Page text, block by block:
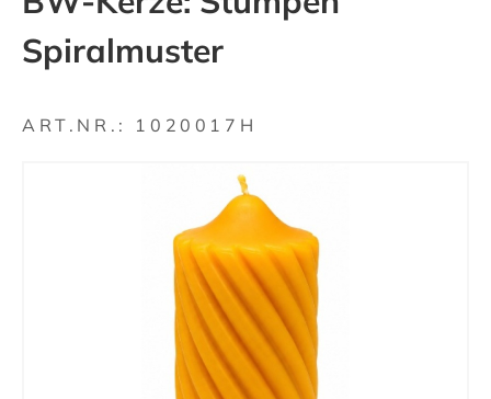
Spiralmuster
ART.NR.: 1020017H